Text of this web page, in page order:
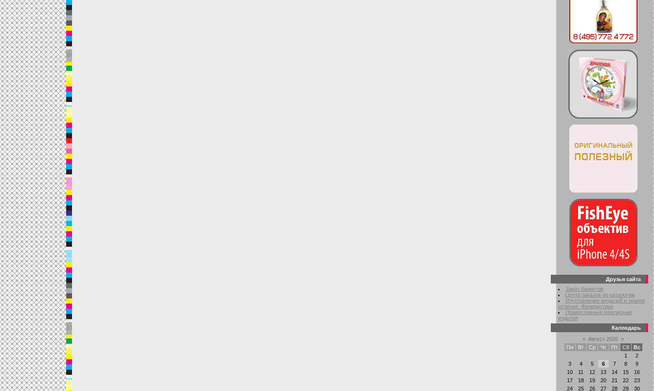
Друзья сайта
Заказ банкетов
Центр заказов по каталогам
Изготовление медалей и знаков
отличия. Фалеристика
Православные ювелирные
изделия
Календарь
« Август 2026 »
Пн
Вт Ср Чт Пт Сб
Вс
1
2
3
4 5 6 7 8
9
10
11 12 13 14 15
16
17
18 19 20 21 22
23
24
25 26 27 28 29 30